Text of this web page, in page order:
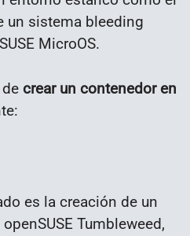
un sistema bleeding
MicroOS.
crear un contenedor en
es la creación de un
Tumbleweed,